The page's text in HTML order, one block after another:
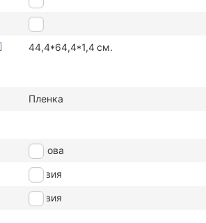
Нет
44,4*64,4*1,4см.
Пленка
Иннова
Латвия
Латвия